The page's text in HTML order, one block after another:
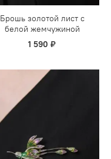
Брошь золотой лист с
белой жемчужиной
1 590 ₽